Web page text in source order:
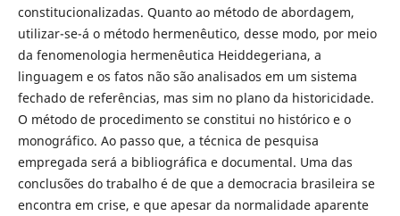
constitucionalizadas. Quanto ao método de abordagem,
utilizar-se-á o método hermenêutico, desse modo, por meio
da fenomenologia hermenêutica Heiddegeriana, a
linguagem e os fatos não são analisados em um sistema
fechado de referências, mas sim no plano da historicidade.
O método de procedimento se constitui no histórico e o
monográfico. Ao passo que, a técnica de pesquisa
empregada será a bibliográfica e documental. Uma das
conclusões do trabalho é de que a democracia brasileira se
encontra em crise, e que apesar da normalidade aparente